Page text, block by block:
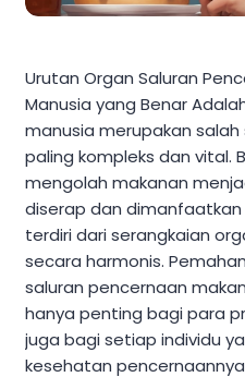
Urutan Organ Saluran
Manusia yang Benar
manusia merupakan
paling kompleks dan vital.
mengolah makanan
diserap dan
terdiri dari serangkaian
secara harmonis.
saluran pencernaan
hanya penting bagi para
juga bagi setiap individu
kesehatan